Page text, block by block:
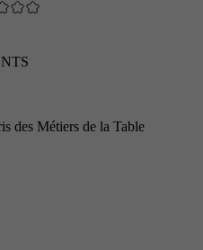
des Métiers de la Table